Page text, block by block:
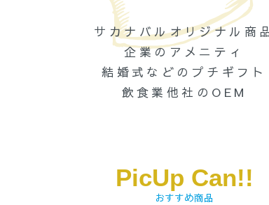
サカナバルオリジナル商
企業のアメニティ
結婚式などのプチギフト
飲食業他社のOEM
PicUp Can!!
おすすめ商品